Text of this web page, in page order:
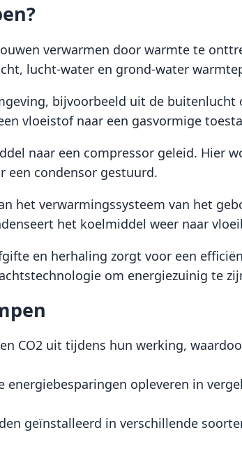
verwarmen door warmte te
lucht-water en grond-water
bijvoorbeeld uit de
vloeistof naar een gasvormige
naar een compressor geleid. Hier
een condensor gestuurd.
het verwarmingssysteem van het
het koelmiddel weer naar
en herhaling zorgt voor een
om energiezuinig te
CO2 uit tijdens hun werking,
opleveren in
geïnstalleerd in verschillende